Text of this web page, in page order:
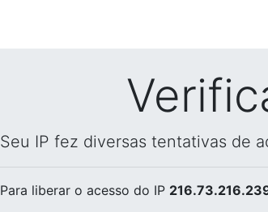
Seu IP fez diversas tentativas de
Para liberar o acesso do IP